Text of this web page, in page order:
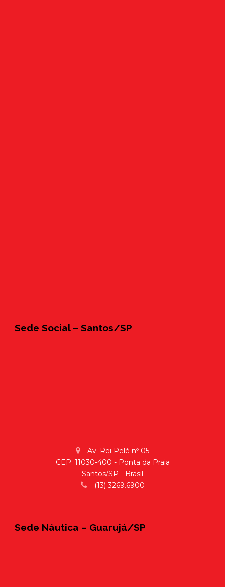
Sede Social – Santos/SP
Av. Rei Pelé nº 05
CEP: 11030-400 - Ponta da Praia
Santos/SP - Brasil
(13) 3269.6900
Sede Náutica – Guarujá/SP